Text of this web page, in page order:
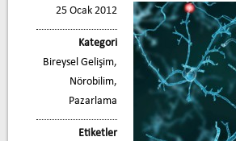
25 Ocak 2012
Kategori
Bireysel Gelişim,
Nörobilim,
Pazarlama
Etiketler